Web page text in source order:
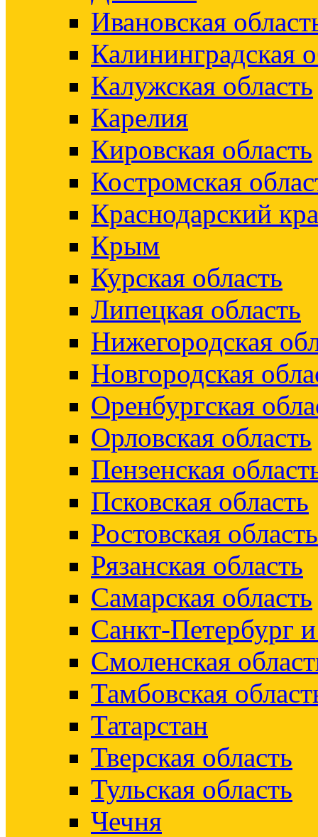
Ивановская
Калининградская
Калужская область
Карелия
Кировская область
Костромская
Краснодарский
Крым
Курская область
Липецкая область
Нижегородская
Новгородская
Оренбургская
Орловская область
Пензенская
Псковская область
Ростовская область
Рязанская область
Самарская область
Санкт-Петербург
Смоленская
Тамбовская
Татарстан
Тверская область
Тульская область
Чечня